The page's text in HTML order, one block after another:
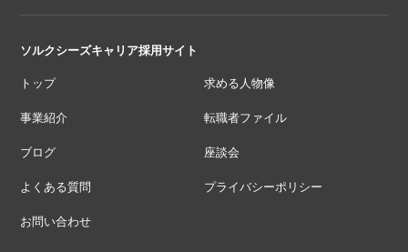
ソルクシーズキャリア採用サイト
トップ 求める人物像
事業紹介 転職者ファイル
ブログ 座談会
よくある質問 プライバシーポリシー
お問い合わせ